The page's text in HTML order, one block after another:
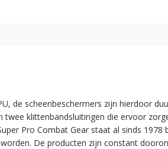
de scheenbeschermers zijn hierdoor
klittenbandsluitingen die ervoor
Pro Combat Gear staat al sinds
De producten zijn constant